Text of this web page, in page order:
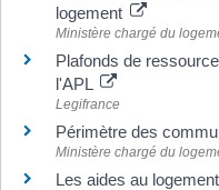
logement
Ministère chargé du
Plafonds de
l'APL
Legifrance
Périmètre des
Ministère chargé du
Les aides au